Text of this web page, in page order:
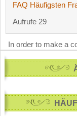
FAQ Häufigsten
Aufrufe 29
In order to make a